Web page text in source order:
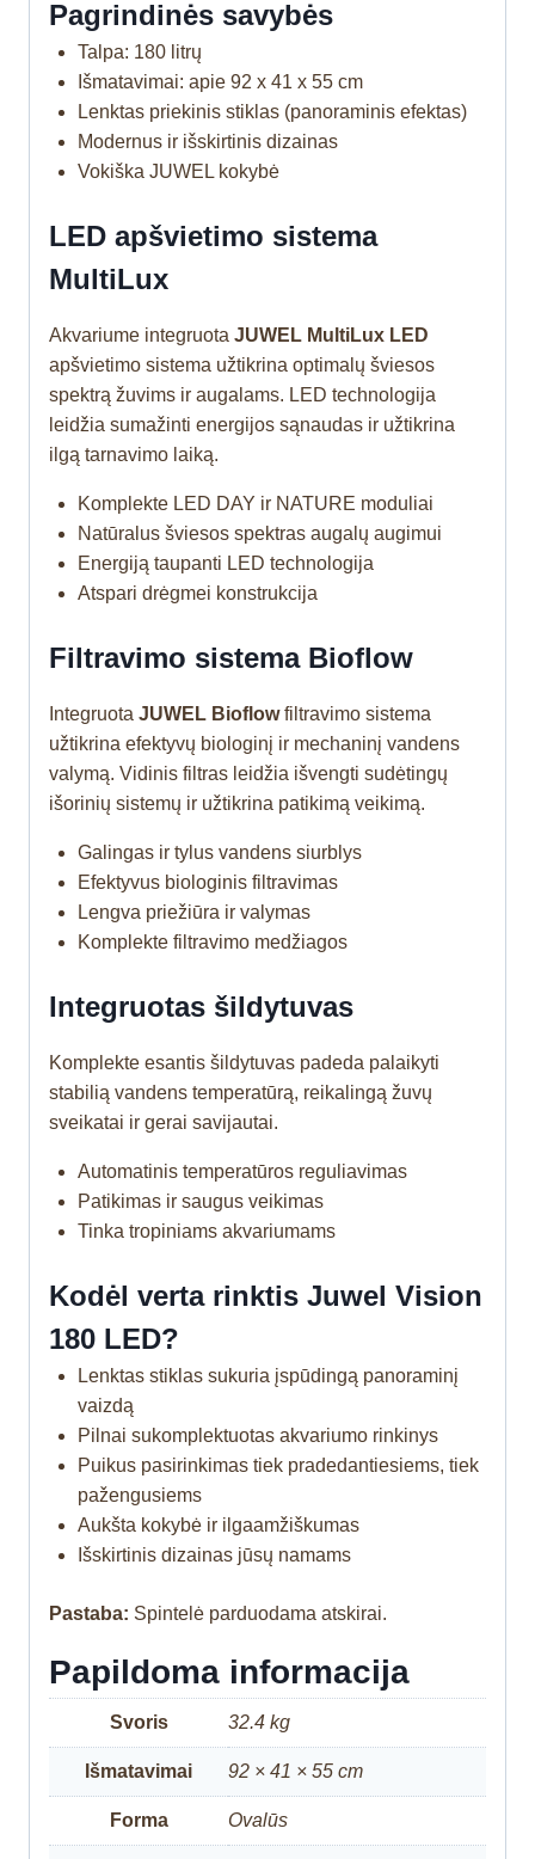
Pagrindinės savybės
Talpa: 180 litrų
Išmatavimai: apie 92 x 41 x 55 cm
Lenktas priekinis stiklas (panoraminis efektas)
Modernus ir išskirtinis dizainas
Vokiška JUWEL kokybė
LED apšvietimo sistema
MultiLux
Akvariume integruota JUWEL MultiLux LED
apšvietimo sistema užtikrina optimalų šviesos
spektrą žuvims ir augalams. LED technologija
leidžia sumažinti energijos sąnaudas ir užtikrina
ilgą tarnavimo laiką.
Komplekte LED DAY ir NATURE moduliai
Natūralus šviesos spektras augalų augimui
Energiją taupanti LED technologija
Atspari drėgmei konstrukcija
Filtravimo sistema Bioflow
Integruota JUWEL Bioflowfiltravimo sistema
užtikrina efektyvų biologinį ir mechaninį vandens
valymą. Vidinis filtras leidžia išvengti sudėtingų
išorinių sistemų ir užtikrina patikimą veikimą.
Galingas ir tylus vandens siurblys
Efektyvus biologinis filtravimas
Lengva priežiūra ir valymas
Komplekte filtravimo medžiagos
Integruotas šildytuvas
Komplekte esantis šildytuvas padeda palaikyti
stabilią vandens temperatūrą, reikalingą žuvų
sveikatai ir gerai savijautai.
Automatinis temperatūros reguliavimas
Patikimas ir saugus veikimas
Tinka tropiniams akvariumams
Kodėl verta rinktis Juwel Vision
180 LED?
Lenktas stiklas sukuria įspūdingą panoraminį
vaizdą
Pilnai sukomplektuotas akvariumo rinkinys
Puikus pasirinkimas tiek pradedantiesiems, tiek
pažengusiems
Aukšta kokybė ir ilgaamžiškumas
Išskirtinis dizainas jūsų namams
Pastaba: Spintelė parduodama atskirai.
Papildoma informacija
Svoris 32.4 kg
Išmatavimai 92 × 41 × 55 cm
Forma Ovalūs